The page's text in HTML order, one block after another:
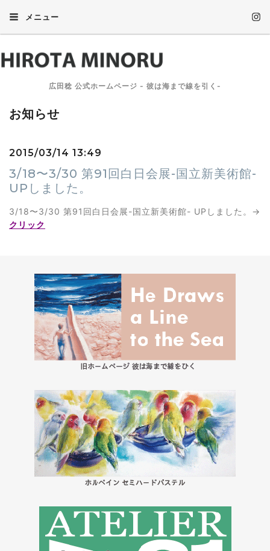
メニュー
広田稔 公式ホームページ - 彼は海まで線を引く-
お知らせ
2015/03/14 13:49
3/18〜3/30 第91回白日会展-国立新美術館-
UPしました。
3/18〜3/30 第91回白日会展-国立新美術館- UPしました。→
クリック